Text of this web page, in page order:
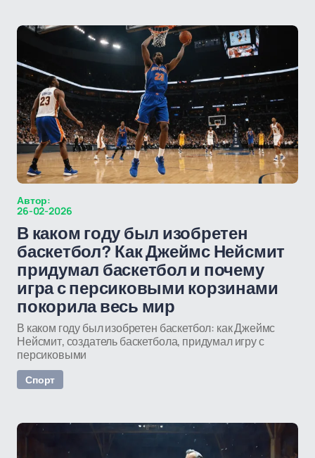
Автор:
26-02-2026
В каком году был изобретен
баскетбол? Как Джеймс Нейсмит
придумал баскетбол и почему
игра с персиковыми корзинами
покорила весь мир
В каком году был изобретен баскетбол: как Джеймс
Нейсмит, создатель баскетбола, придумал игру с
персиковыми
Спорт